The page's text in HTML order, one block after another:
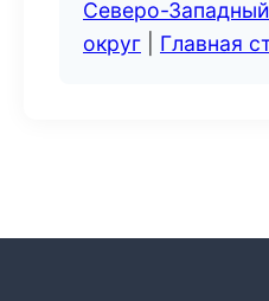
Северо-
округ
Главная